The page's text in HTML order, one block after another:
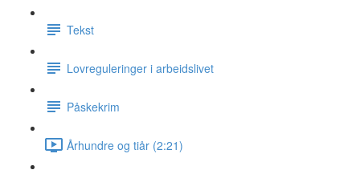
Tekst
Lovreguleringer i arbeidslivet
Påskekrim
Århundre og tiår (2:21)